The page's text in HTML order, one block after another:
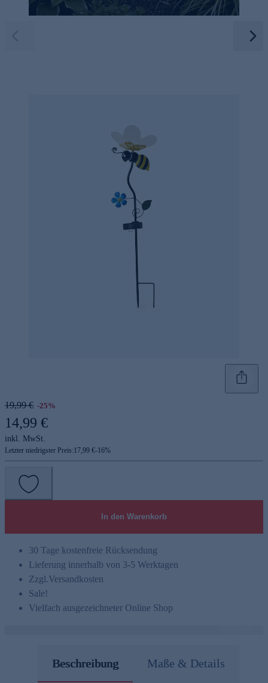
19,99 € -25%
14,99 €
inkl. MwSt.
Letzter niedrigster Preis:17,99 €-16%
In den Warenkorb
30 Tage kostenfreie Rücksendung
Lieferung innerhalb von 3-5 Werktagen
Zzgl.Versandkosten
Sale!
Vielfach ausgezeichneter Online Shop
Beschreibung Maße & Details